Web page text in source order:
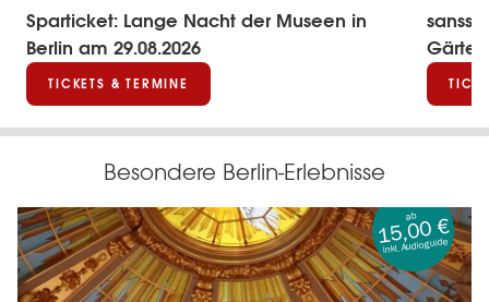
Sparticket: Lange Nacht der Museen in
Berlin am 29.08.2026
TICKETS & TERMINE
Gärten
Besondere Berlin-Erlebnisse
ab
15,00 €
inkl. Audioguide